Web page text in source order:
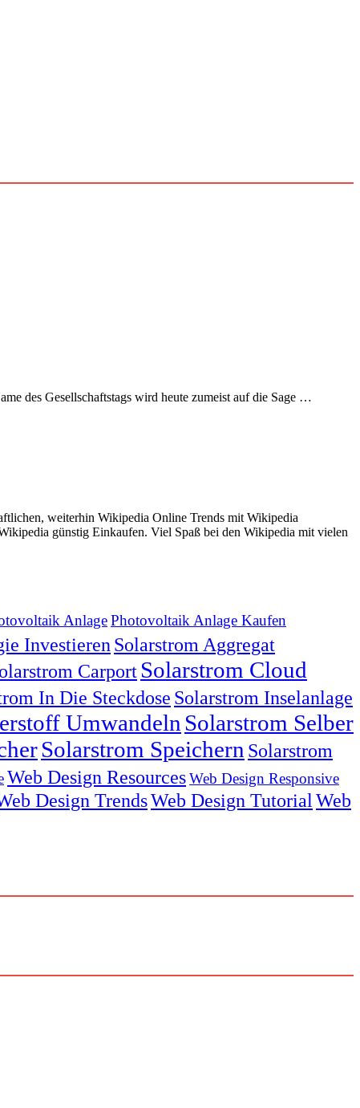
des Gesellschaftstags wird heute zumeist auf die Sage …
weiterhin Wikipedia Online Trends mit Wikipedia
günstig Einkaufen. Viel Spaß bei den Wikipedia mit vielen
AnlagePhotovoltaik Anlage Kaufen
Investieren Solarstrom Aggregat
Carport Solarstrom Cloud
In Die Steckdose Solarstrom Inselanlage
Umwandeln Solarstrom Selber
Solarstrom Speichern Solarstrom
Web Design ResourcesWeb Design Responsive
Design TrendsWeb Design Tutorial Web